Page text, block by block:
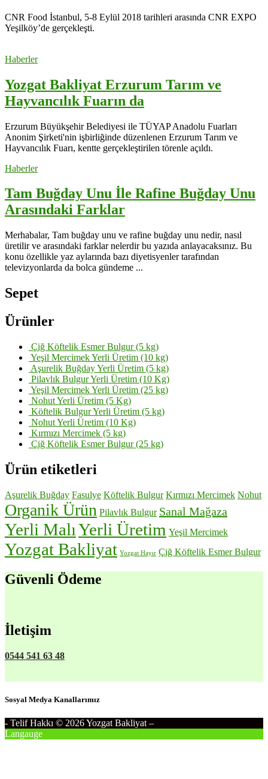
CNR Food İstanbul, 5-8 Eylül 2018 tarihleri arasında CNR EXPO
Yeşilköy’de gerçekleşti.
Haberler
Yozgat Bakliyat Erzurum Tarım ve
Hayvancılık Fuarın da
Erzurum Büyükşehir Belediyesi ile TÜYAP Anadolu Fuarları
Anonim Şirketi'nin işbirliğinde düzenlenen Erzurum Tarım ve
Hayvancılık Fuarı, kentte gerçekleştirilen törenle açıldı.
Haberler
Tam Buğday Unu İle Rafine Buğday Unu
Arasındaki Farklar
Merhabalar, Tam buğday unu ve rafine buğday unu nedir, nasıl
üretilir ve arasındaki farklar nelerdir bu yazıda anlayacaksınız. Bu
konu özellikle yaz aylarında bazı diyetisyenler tarafından
televizyonlarda da bolca gündeme ...
Sepet
Ürünler
Çiğ Köftelik Esmer Bulgur (5 kg)
Yeşil Mercimek Yerli Üretim (10 kg)
Aşurelik Buğday Yerli Üretim (5 kg)
Pilavlık Bulgur Yerli Üretim (10 Kg)
Yeşil Mercimek Yerli Üretim (25 kg)
Nohut Yerli Üretim (5 Kg)
Köftelik Bulgur Yerli Üretim (5 kg)
Nohut Yerli Üretim (10 Kg)
Kırmızı Mercimek (5 kg)
Çiğ Köftelik Esmer Bulgur (25 kg)
Ürün etiketleri
Aşurelik Buğday Fasulye Köftelik Bulgur Kırmızı Mercimek Nohut
Organik Ürün Pilavlık Bulgur Sanal Mağaza
Yerli MalıYerli Üretim Yeşil Mercimek
Yozgat Bakliyat Yozgat Hayır Çiğ Köftelik Esmer Bulgur
Güvenli Ödeme
İletişim
0544 541 63 48
Sosyal Medya Kanallarımız
- Telif Hakkı © 2026 Yozgat Bakliyat –
Langauge